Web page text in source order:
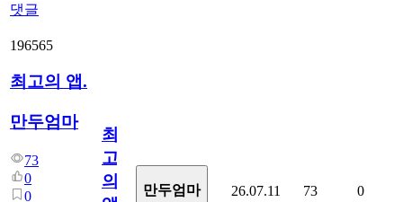
댓글
196565
최고의 앱.
만두엄마
73
0
0
최
고
의
만두엄마 26.07.11 73 0